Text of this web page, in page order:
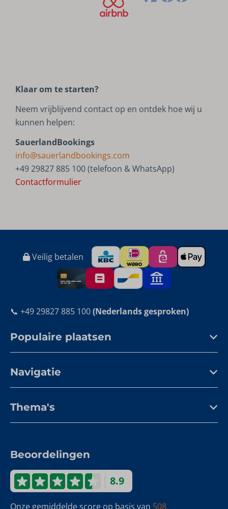
Klaar om te starten?
Neem vrijblijvend contact op en ontdek hoe wij u
kunnen helpen:
SauerlandBookings
info@sauerlandbookings.com
+49 29827 885 100 (telefoon & WhatsApp)
Contactformulier
Veilig betalen
📞 +49 29827 885 100(Nederlands gesproken)
Populaire plaatsen
Navigatie
Thema's
Beoordelingen
8.9
Onze gemiddelde score op basis van 508